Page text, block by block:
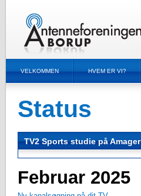
VELKOMMEN HVEM ER VI?
Status
TV2 Sports studie på
Februar 2025